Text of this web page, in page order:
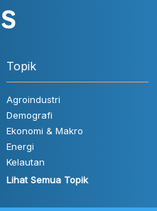
Topik
Agroindustri
Demografi
Ekonomi & Makro
Energi
Kelautan
Lihat Semua Topik